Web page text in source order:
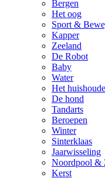
Bergen
Het oog
Sport &
Kapper
Zeeland
De Robot
Baby
Water
Het
De hond
Tandarts
Beroepen
Winter
Sinterklaas
Jaarwisseling
Noordpool &
Kerst